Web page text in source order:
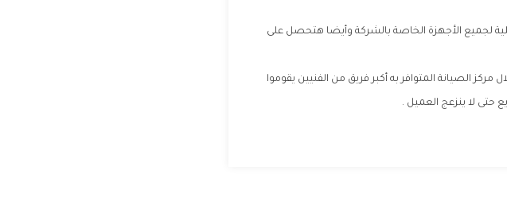
لجميع الأجهزة الخاصة بالشركة وأيضا هتحصل على
الصيانة المتوافر به أكبر فريق من الفنيين يقوموا
لا ينزعج العميل .